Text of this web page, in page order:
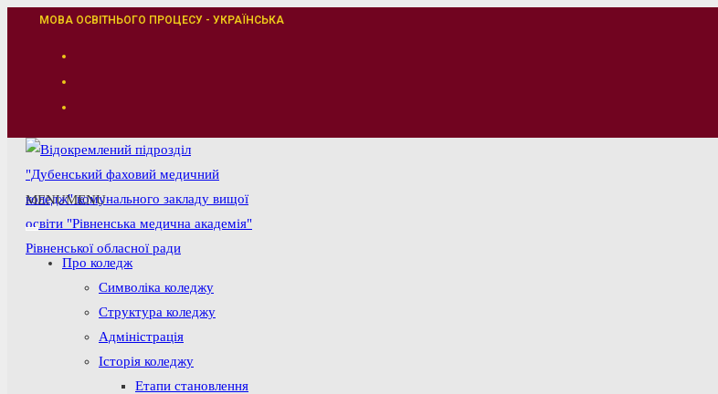
ПерейтиМОВА ОСВІТНЬОГО ПРОЦЕСУ - УКРАЇНСЬКА
MENUMENU
Про коледж
Символіка коледжу
Структура коледжу
Адміністрація
Історія коледжу
Етапи становлення